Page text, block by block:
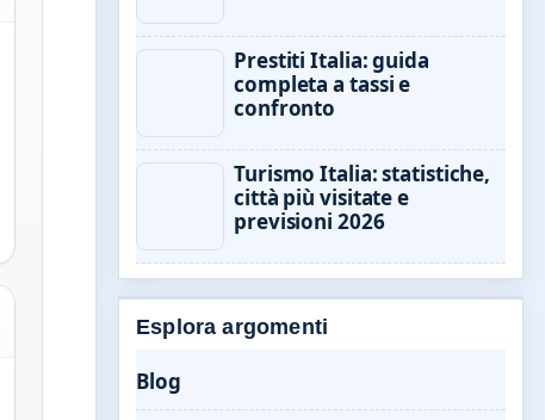
Prestiti Italia: guida
completa a tassi e
confronto
Turismo Italia: statistiche,
città più visitate e
previsioni 2026
Esplora argomenti
Blog